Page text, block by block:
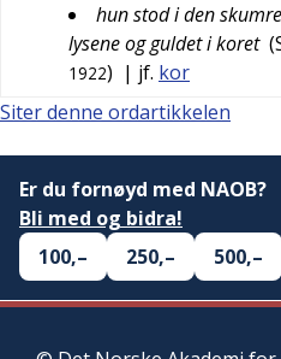
hun stod i den
lysene og guldet i koret (
1922) | jf. kor
Siter denne ordartikkelen
Er du fornøyd med NAOB?
Bli med og bidra!
100,–
250,– 500,–